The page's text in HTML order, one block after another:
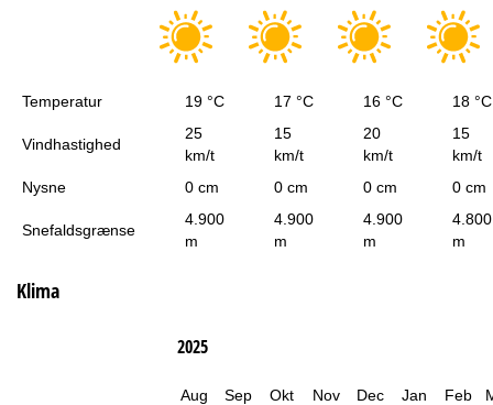
Temperatur 19 °C 17 °C 16 °C 18 °C
Vindhastighed
25
km/t
15
km/t
20
km/t
15
km/t
Nysne
0 cm 0 cm 0 cm 0 cm
Snefaldsgrænse
4.900
m
4.900
m
4.900
m
4.800
m
Klima
2025
Aug Sep Okt Nov Dec Jan Feb